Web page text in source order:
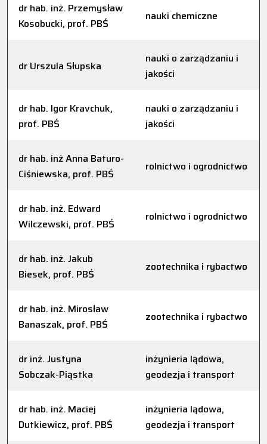
dr hab. inż. Przemysław
Kosobucki, prof. PBŚ
nauki chemiczne
dr Urszula Słupska
nauki o zarządzaniu i
jakości
dr hab. Igor Kravchuk,
prof. PBŚ
nauki o zarządzaniu i
jakości
dr hab. inż Anna Baturo-
Ciśniewska, prof. PBŚ
rolnictwo i ogrodnictwo
dr hab. inż. Edward
Wilczewski, prof. PBŚ
rolnictwo i ogrodnictwo
dr hab. inż. Jakub
Biesek, prof. PBŚ
zootechnika i rybactwo
dr hab. inż. Mirosław
Banaszak, prof. PBŚ
zootechnika i rybactwo
dr inż. Justyna
Sobczak-Piąstka
inżynieria lądowa,
geodezja i transport
dr hab. inż. Maciej
Dutkiewicz, prof. PBŚ
inżynieria lądowa,
geodezja i transport